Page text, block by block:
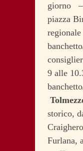
giorno –
piazza
9 alle
storico,
Furlana,